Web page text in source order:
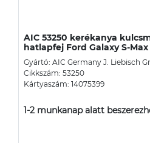
AIC 53250 kerékanya
hatlapfej Ford Galaxy S-Max
Gyártó: AIC Germany J. Liebisch
Cikkszám: 53250
Kártyaszám: 14075399
1-2 munkanap alatt